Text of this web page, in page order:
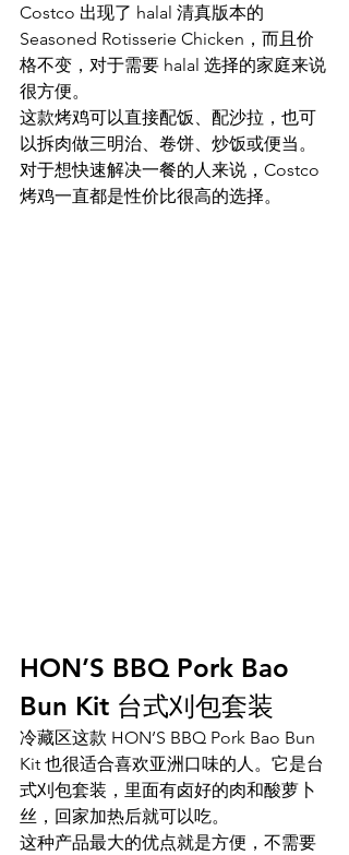
Costco 出现了 halal 清真版本的
Seasoned Rotisserie Chicken，而且价
格不变，对于需要 halal 选择的家庭来说
很方便。
这款烤鸡可以直接配饭、配沙拉，也可
以拆肉做三明治、卷饼、炒饭或便当。
对于想快速解决一餐的人来说，Costco
烤鸡一直都是性价比很高的选择。
HON’S BBQ Pork Bao
Bun Kit 台式刈包套装
冷藏区这款 HON’S BBQ Pork Bao Bun
Kit 也很适合喜欢亚洲口味的人。它是台
式刈包套装，里面有卤好的肉和酸萝卜
丝，回家加热后就可以吃。
这种产品最大的优点就是方便，不需要